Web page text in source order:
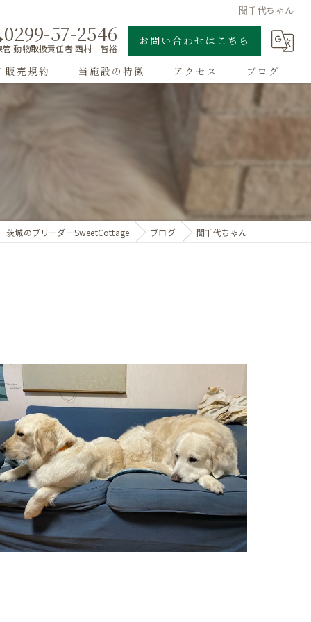
誾千代ちゃん
0299-57-2546
動物取扱責任者 西村 智裕
お問い合わせはこちら
販売規約 当施設の特徴
ドッグラン
アクセス ブログ
茨城のブリーダーSweetCottage ブログ 誾千代ちゃん